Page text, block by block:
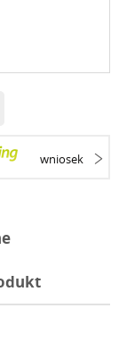
wniosek